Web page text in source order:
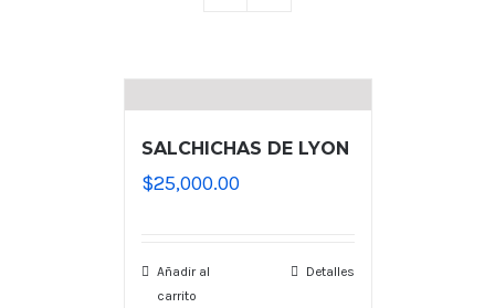
SALCHICHAS DE LYON
$25,000.00
Añadir al
carrito
Detalles